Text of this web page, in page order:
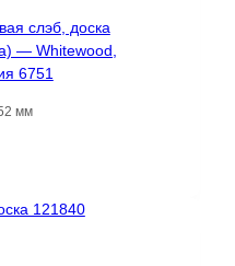
слэб, доска
— Whitewood,
6751
мм